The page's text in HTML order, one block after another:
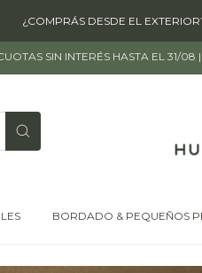
¿COMPRÁS DESDE EL
SIN INTERÉS HASTA EL 31/
BORDADO & PEQUEÑOS